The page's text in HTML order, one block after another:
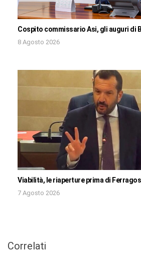
Cospito commissario Asi, gli auguri di
8 Agosto 2026
Viabilità, le riaperture prima di
7 Agosto 2026
Correlati